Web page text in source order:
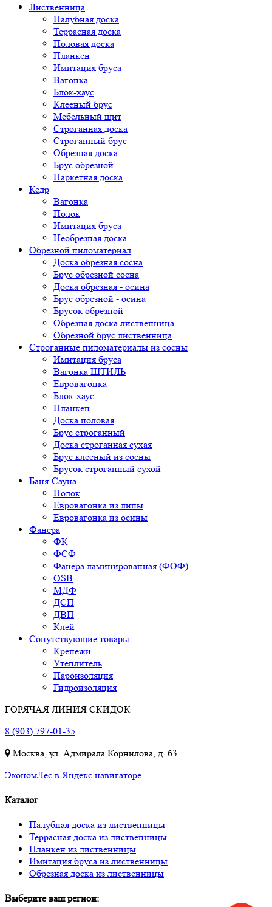
Лиственница
Палубная доска
Террасная доска
Половая доска
Планкен
Имитация бруса
Вагонка
Блок-хаус
Клееный брус
Мебельный щит
Строганная доска
Строганный брус
Обрезная доска
Брус обрезной
Паркетная доска
Кедр
Вагонка
Полок
Имитация бруса
Необрезная доска
Обрезной пиломатериал
Доска обрезная сосна
Брус обрезной сосна
Доска обрезная - осина
Брус обрезной - осина
Брусок обрезной
Обрезная доска лиственница
Обрезной брус лиственница
Строганные пиломатериалы из сосны
Имитация бруса
Вагонка ШТИЛЬ
Евровагонка
Блок-хаус
Планкен
Доска половая
Брус строганный
Доска строганная сухая
Брус клееный из сосны
Брусок строганный сухой
Баня-Сауна
Полок
Евровагонка из липы
Евровагонка из осины
Фанера
ФК
ФСФ
Фанера ламинированная (ФОФ)
OSB
МДФ
ДСП
ДВП
Клей
Сопутствующие товары
Крепежи
Утеплитель
Пароизоляция
Гидроизоляция
ГОРЯЧАЯ ЛИНИЯ СКИДОК
8 (903) 797-01-35
Москва, ул. Адмирала Корнилова, д. 63
ЭкономЛес в Яндекс навигаторе
Каталог
Палубная доска из лиственницы
Террасная доска из лиственницы
Планкен из лиственницы
Имитация бруса из лиственницы
Обрезная доска из лиственницы
Выберите ваш регион: